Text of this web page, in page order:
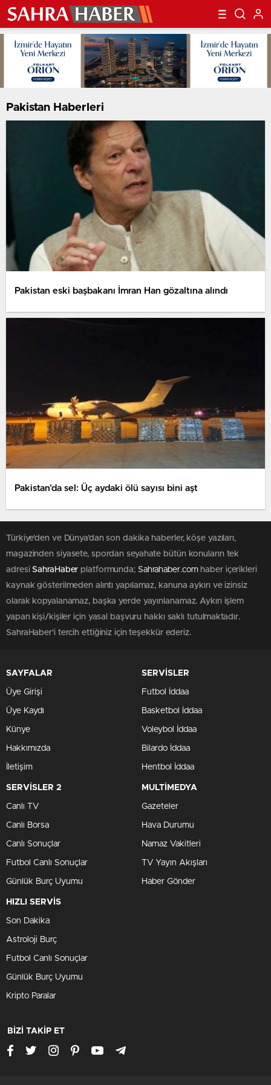
Pakistan Haberleri
Pakistan eski başbakanı İmran Han gözaltına alındı
Pakistan’da sel: Üç aydaki ölü sayısı bini aşt
Türkiye'den ve Dünya’dan son dakika haberler, köşe yazıları,
magazinden siyasete, spordan seyahate bütün konuların tek
adresiSahraHaber platformunda;Sahrahaber.comhaber içerikleri
kaynak gösterilmeden alıntı yapılamaz, kanuna aykırı ve izinsiz
olarak kopyalanamaz, başka yerde yayınlanamaz. Aykırı işlem
yapan kişi/kişiler için yasal başvuru hakkı saklı tutulmaktadır.
SahraHaber'i tercih ettiğiniz için teşekkür ederiz.
SAYFALAR
Üye Girişi
Üye Kaydı
Künye
Hakkımızda
İletişim
SERVİSLER
Futbol İddaa
Basketbol İddaa
Voleybol İddaa
Bilardo İddaa
Hentbol İddaa
SERVİSLER 2
Canlı TV
Canlı Borsa
Canlı Sonuçlar
Futbol Canlı Sonuçlar
Günlük Burç Uyumu
MULTİMEDYA
Gazeteler
Hava Durumu
Namaz Vakitleri
TV Yayın Akışları
Haber Gönder
HIZLI SERVİS
Son Dakika
Astroloji Burç
Futbol Canlı Sonuçlar
Günlük Burç Uyumu
Kripto Paralar
BİZİ TAKİP ET